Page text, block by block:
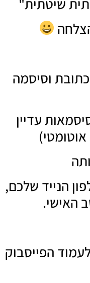
וסיסמה
עדיין
שלכם,
הפייסבוק